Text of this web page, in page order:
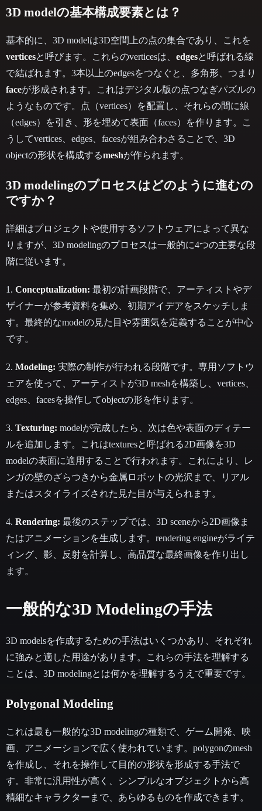
3D modelの基本構成要素とは？
基本的に、3D modelは3D空間上の点の集合であり、これを
verticesと呼びます。これらのverticesは、 edgesと呼ばれる線
で結ばれます。3本以上のedgesをつなぐと、多角形、つまり
faceが形成されます。これはデジタル版の点つなぎパズルの
ようなものです。点（vertices）を配置し、それらの間に線
（edges）を引き、形を埋めて表面（faces）を作ります。こ
うしてvertices、edges、facesが組み合わさることで、3D
objectの形状を構成するmeshが作られます。
3D modelingのプロセスはどのように進むの
ですか？
詳細はプロジェクトや使用するソフトウェアによって異な
りますが、3D modelingのプロセスは一般的に4つの主要な段
階に従います。
1. Conceptualization: 最初の計画段階で、アーティストやデ
ザイナーが参考資料を集め、初期アイデアをスケッチしま
す。最終的なmodelの見た目や雰囲気を定義することが中心
です。
2. Modeling: 実際の制作が行われる段階です。専用ソフトウ
ェアを使って、アーティストが3D meshを構築し、vertices、
edges、facesを操作してobjectの形を作ります。
3. Texturing: modelが完成したら、次は色や表面のディテー
ルを追加します。これはtexturesと呼ばれる2D画像を3D
modelの表面に適用することで行われます。これにより、レ
ンガの壁のざらつきから金属ロボットの光沢まで、リアル
またはスタイライズされた見た目が与えられます。
4. Rendering: 最後のステップでは、3D sceneから2D画像ま
たはアニメーションを生成します。rendering engineがライテ
ィング、影、反射を計算し、高品質な最終画像を作り出し
ます。
一般的な3D Modelingの手法
3D modelsを作成するための手法はいくつかあり、それぞれ
に強みと適した用途があります。これらの手法を理解する
ことは、3D modelingとは何かを理解するうえで重要です。
Polygonal Modeling
これは最も一般的な3D modelingの種類で、ゲーム開発、映
画、アニメーションで広く使われています。polygonのmesh
を作成し、それを操作して目的の形状を形成する手法で
す。非常に汎用性が高く、シンプルなオブジェクトから高
精細なキャラクターまで、あらゆるものを作成できます。